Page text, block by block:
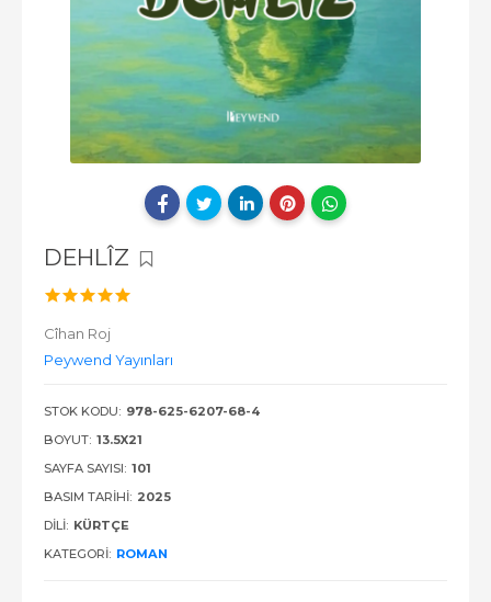
DEHLÎZ
Cîhan Roj
Peywend Yayınları
STOK KODU: 978-625-6207-68-4
BOYUT: 13.5X21
SAYFA SAYISI: 101
BASIM TARIHI: 2025
DILI: KÜRTÇE
KATEGORI: ROMAN